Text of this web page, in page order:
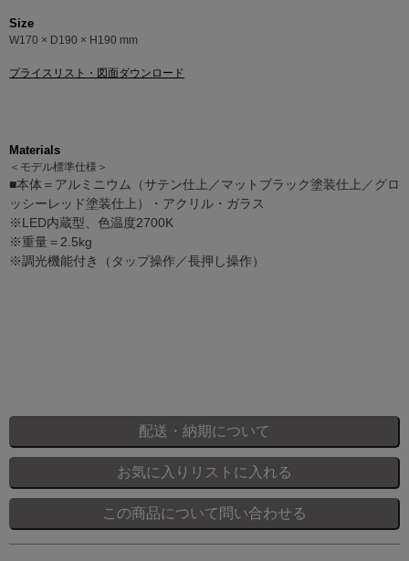
Size
W170 × D190 × H190 mm
プライスリスト・図面ダウンロード
Materials
＜モデル標準仕様＞
■本体＝アルミニウム（サテン仕上／マットブラック塗装仕上／グロ
ッシーレッド塗装仕上）・アクリル・ガラス
※LED内蔵型、色温度2700K
※重量＝2.5kg
※調光機能付き（タップ操作／長押し操作）